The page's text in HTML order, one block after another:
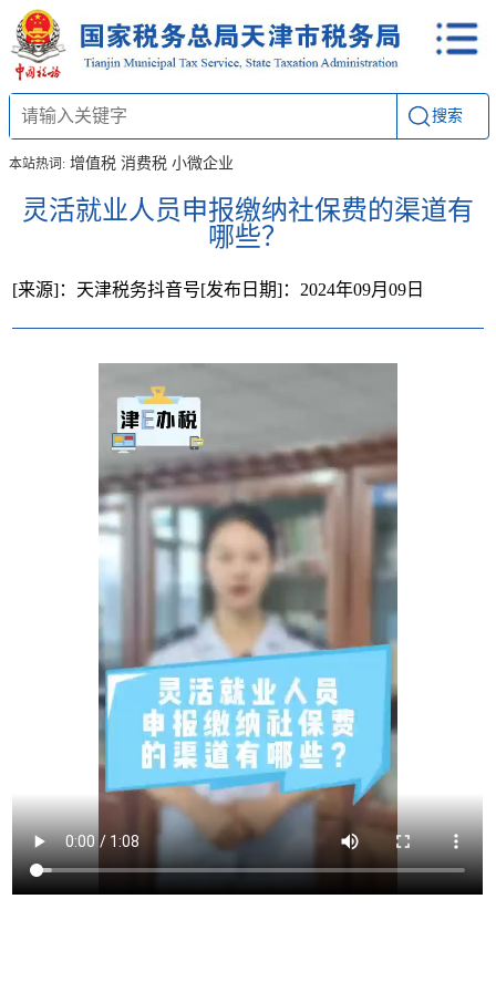
搜索
本站热词: 增值税 消费税 小微企业
灵活就业人员申报缴纳社保费的渠道有
哪些？
[发布日期]：2024年09月09日
[来源]：天津税务抖音号